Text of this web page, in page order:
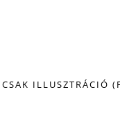
ILLUSZTRÁCIÓ